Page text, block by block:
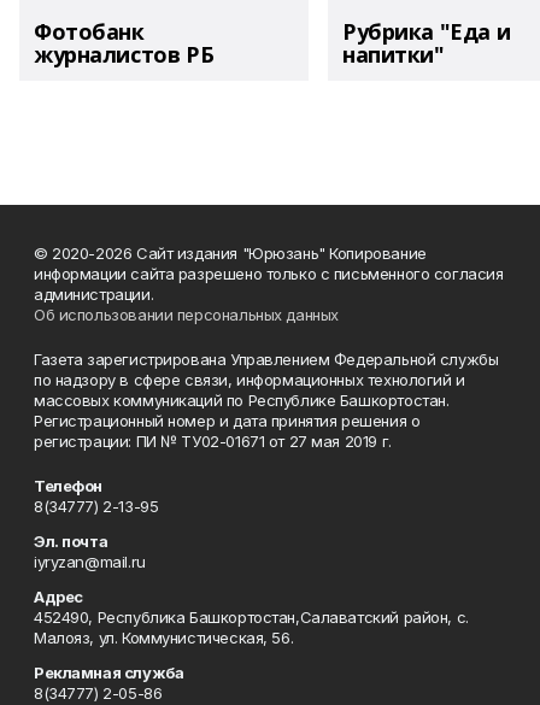
Фотобанк
журналистов РБ
Рубрика "Еда и
напитки"
© 2020-2026 Сайт издания "Юрюзань" Копирование
информации сайта разрешено только с письменного согласия
администрации.
Об использовании персональных данных
Газета зарегистрирована Управлением Федеральной службы
по надзору в сфере связи, информационных технологий и
массовых коммуникаций по Республике Башкортостан.
Регистрационный номер и дата принятия решения о
регистрации: ПИ № ТУ02-01671 от 27 мая 2019 г.
Телефон
8(34777) 2-13-95
Эл. почта
iyryzan@mail.ru
Адрес
452490, Республика Башкортостан,Салаватский район, с.
Малояз, ул. Коммунистическая, 56.
Рекламная служба
8(34777) 2-05-86